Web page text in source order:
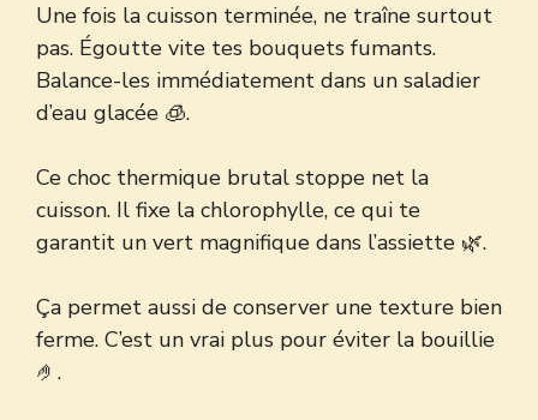
Une fois la cuisson terminée, ne traîne surtout
pas. Égoutte vite tes bouquets fumants.
Balance-les immédiatement dans un saladier
d’eau glacée 🧊.
Ce choc thermique brutal stoppe net la
cuisson. Il fixe la chlorophylle, ce qui te
garantit un vert magnifique dans l’assiette 🌿.
Ça permet aussi de conserver une texture bien
ferme. C’est un vrai plus pour éviter la bouillie
🤌.